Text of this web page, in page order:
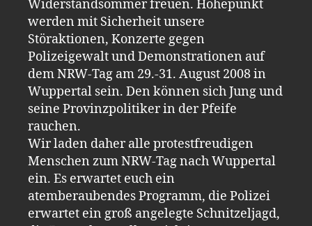
Widerstandsommer freuen. Höhepunkt
werden mit Sicherheit unsere
Störaktionen, Konzerte gegen
Polizeigewalt und Demonstrationen auf
dem NRW-Tag am 29.-31. August 2008 in
Wuppertal sein. Den können sich Jung und
seine Provinzpolitiker in der Pfeife
rauchen.
Wir laden daher alle protestfreudigen
Menschen zum NRW-Tag nach Wuppertal
ein. Es erwartet euch ein
atemberaubendes Programm, die Polizei
erwartet ein groß angelegte Schnitzeljagd,